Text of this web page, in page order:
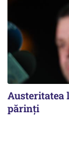
Austeritatea
părinți